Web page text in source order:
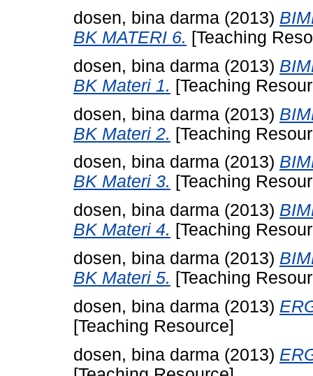
dosen, bina darma (2013)
BK MATERI 6. [Teaching
dosen, bina darma (2013)
BK Materi 1. [Teaching
dosen, bina darma (2013)
BK Materi 2. [Teaching
dosen, bina darma (2013)
BK Materi 3. [Teaching
dosen, bina darma (2013)
BK Materi 4. [Teaching
dosen, bina darma (2013)
BK Materi 5. [Teaching
dosen, bina darma (2013)
[Teaching Resource]
dosen, bina darma (2013)